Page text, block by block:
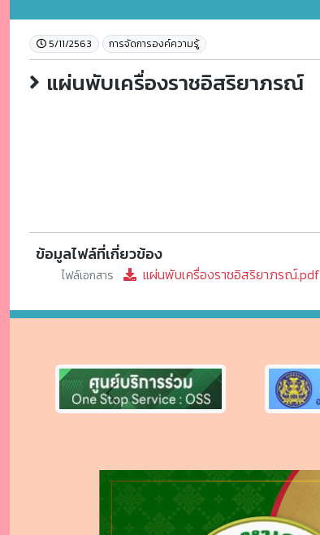
5/11/2563 การจัดการองค์ความรู้
แผ่นพับเครื่องราชอิสริยาภรณ์
ข้อมูลไฟล์ที่เกี่ยวข้อง
ไฟล์เอกสาร
แผ่นพับเครื่องราชอิสริยาภรณ์.pdf
Previous